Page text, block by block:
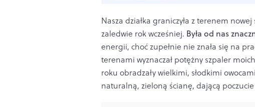
Nasza działka graniczyła z terenem
zaledwie rok wcześniej. Była od nas
energii, choć zupełnie nie znała się na
terenami wyznaczał potężny szpaler
roku obradzały wielkimi, słodkimi
naturalną, zieloną ścianę, dającą